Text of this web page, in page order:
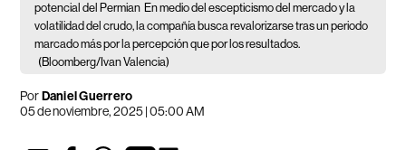
potencial del Permian En medio del escepticismo del mercado y la
volatilidad del crudo, la compañía busca revalorizarse tras un periodo
marcado más por la percepción que por los resultados.
(Bloomberg/Ivan Valencia)
PorDaniel Guerrero
05 de noviembre, 2025 | 05:00 AM